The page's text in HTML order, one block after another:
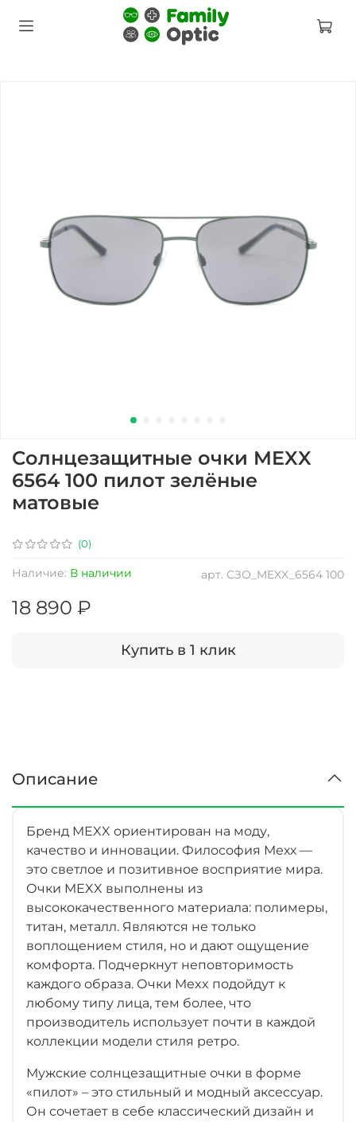
(0)
арт. СЗО_MEXX_6564 100
Наличие: В наличии
Солнцезащитные очки MEXX
6564 100 пилот зелёные
матовые
18 890 ₽
Купить в 1 клик
Описание
Бренд MEXX ориентирован на моду,
качество и инновации. Философия Мехх —
это светлое и позитивное восприятие мира.
Очки MEXX выполнены из
высококачественного материала: полимеры,
титан, металл. Являются не только
воплощением стиля, но и дают ощущение
комфорта. Подчеркнут неповторимость
каждого образа. Очки Mexx подойдут к
любому типу лица, тем более, что
производитель использует почти в каждой
коллекции модели стиля ретро.
Мужские солнцезащитные очки в форме
«пилот» – это стильный и модный аксессуар.
Он сочетает в себе классический дизайн и